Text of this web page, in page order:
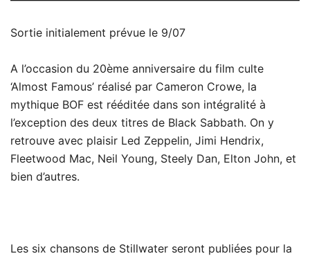
Sortie initialement prévue le 9/07
A l’occasion du 20ème anniversaire du film culte
‘Almost Famous’ réalisé par Cameron Crowe, la
mythique BOF est rééditée dans son intégralité à
l’exception des deux titres de Black Sabbath. On y
retrouve avec plaisir Led Zeppelin, Jimi Hendrix,
Fleetwood Mac, Neil Young, Steely Dan, Elton John, et
bien d’autres.
Les six chansons de Stillwater seront publiées pour la